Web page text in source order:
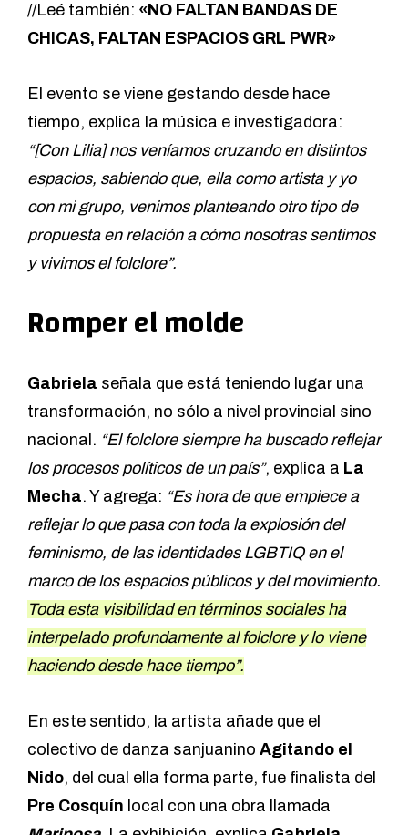
//Leé también: «NO FALTAN BANDAS DE
CHICAS, FALTAN ESPACIOS GRL PWR»
El evento se viene gestando desde hace
tiempo, explica la música e investigadora:
“[Con Lilia] nos veníamos cruzando en distintos
espacios, sabiendo que, ella como artista y yo
con mi grupo, venimos planteando otro tipo de
propuesta en relación a cómo nosotras sentimos
y vivimos el folclore”.
Romper el molde
Gabriela señala que está teniendo lugar una
transformación, no sólo a nivel provincial sino
nacional. “El folclore siempre ha buscado reflejar
los procesos políticos de un país”, explica a La
Mecha. Y agrega: “Es hora de que empiece a
reflejar lo que pasa con toda la explosión del
feminismo, de las identidades LGBTIQ en el
marco de los espacios públicos y del movimiento.
Toda esta visibilidad en términos sociales ha
interpelado profundamente al folclore y lo viene
haciendo desde hace tiempo”.
En este sentido, la artista añade que el
colectivo de danza sanjuanino Agitando el
Nido, del cual ella forma parte, fue finalista del
Pre Cosquín local con una obra llamada